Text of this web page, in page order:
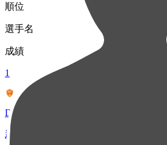
順位
選手名
成績
1
DF 48
新保 海鈴